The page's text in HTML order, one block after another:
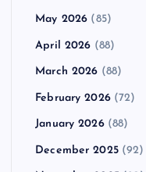
May 2026 (85)
April 2026 (88)
March 2026 (88)
February 2026(72)
January 2026(88)
December 2025(92)